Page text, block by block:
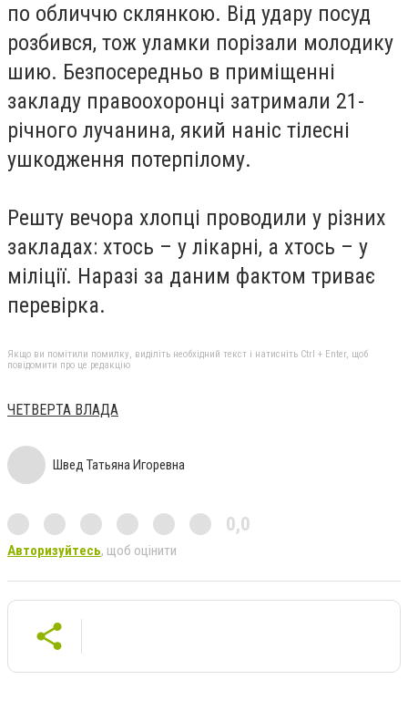
по обличчю склянкою. Від удару посуд
розбився, тож уламки порізали молодику
шию. Безпосередньо в приміщенні
закладу правоохоронці затримали 21-
річного лучанина, який наніс тілесні
ушкодження потерпілому.
Решту вечора хлопці проводили у різних
закладах: хтось – у лікарні, а хтось – у
міліції. Наразі за даним фактом триває
перевірка.
Якщо ви помітили помилку, виділіть необхідний текст і натисніть Ctrl + Enter, щоб
повідомити про це редакцію
ЧЕТВЕРТА ВЛАДА
Швед Татьяна Игоревна
0,0
Авторизуйтесь, щоб оцінити